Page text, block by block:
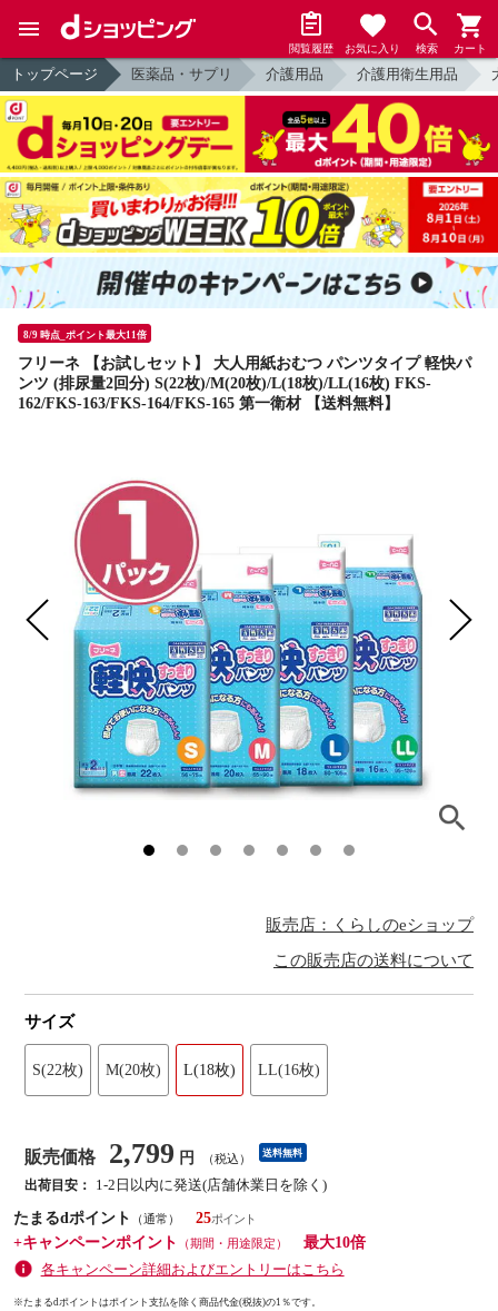
閲覧履歴 お気に入り 検索 カート
トップページ 医薬品・サプリ 介護用品 介護用衛生用品
8/9 時点_ポイント最大11倍
フリーネ 【お試しセット】 大人用紙おむつ パンツタイプ 軽快パ
ンツ (排尿量2回分) S(22枚)/M(20枚)/L(18枚)/LL(16枚) FKS-
162/FKS-163/FKS-164/FKS-165 第一衛材 【送料無料】
販売店：くらしのeショップ
この販売店の送料について
サイズ
S(22枚) M(20枚) L(18枚) LL(16枚)
販売価格 2,799 円 （税込） 送料無料
出荷目安：
1-2日以内に発送(店舗休業日を除く)
たまるdポイント
（通常）
25
+キャンペーンポイント
（期間・用途限定）
最大10倍
各キャンペーン詳細およびエントリーはこちら
※たまるdポイントはポイント支払を除く商品代金(税抜)の1％です。